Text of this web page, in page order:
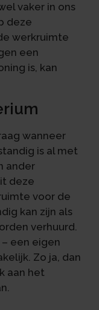
vaker in ons
deze
werkruimte
een
is, kan
wanneer
is al met
ander
deze
voor de
kan zijn als
verhuurd.
een eigen
Zo ja, dan
aan het